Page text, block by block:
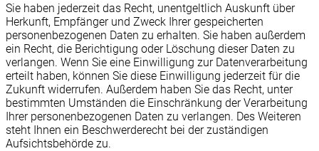
Sie haben jederzeit das Recht, unentgeltlich Auskunft über
Herkunft, Empfänger und Zweck Ihrer gespeicherten
personenbezogenen Daten zu erhalten. Sie haben außerdem
ein Recht, die Berichtigung oder Löschung dieser Daten zu
verlangen. Wenn Sie eine Einwilligung zur Datenverarbeitung
erteilt haben, können Sie diese Einwilligung jederzeit für die
Zukunft widerrufen. Außerdem haben Sie das Recht, unter
bestimmten Umständen die Einschränkung der Verarbeitung
Ihrer personenbezogenen Daten zu verlangen. Des Weiteren
steht Ihnen ein Beschwerderecht bei der zuständigen
Aufsichtsbehörde zu.